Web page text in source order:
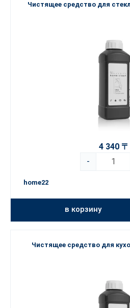
Чистящее средство для
4 340 〒
-
home22
в корзину
Чистящее средство для